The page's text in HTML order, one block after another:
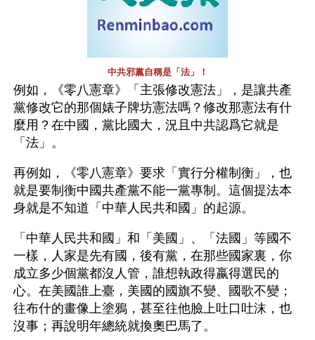
中共邪黨自稱是「法」！
例如，《零八憲章》「主張修改憲法」，是讓共產
黨修改它的那個婊子牌坊憲法嗎？修改那憲法有什
麼用？在中國，黨比國大，況且中共認爲它就是
「法」。
再例如，《零八憲章》要求「實行分權制衡」，也
就是要制衡中國共產黨不能一黨專制。這個提法本
身就是不知道「中華人民共和國」的起源。
「中華人民共和國」和「美國」、「法國」等國不
一樣，人家是先有國，後有黨，在那些國家裏，你
成立多少個黨都沒人管，誰想執政得嬴得選民的
心。在美國誰上臺，美國的國旗不變、國歌不變；
往布什的畫像上塗鴉，甚至往他臉上吐口吐沫，也
沒事；再說明年總統就換奧巴馬了。